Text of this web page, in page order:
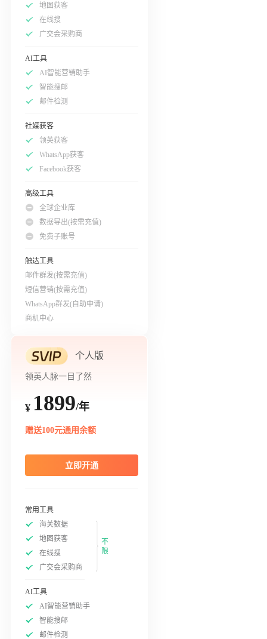
地图获客
在线搜
广交会采购商
AI工具
AI智能营销助手
智能搜邮
邮件检测
社媒获客
领英获客
WhatsApp获客
Facebook获客
高级工具
全球企业库
数据导出(按需充值)
免费子账号
触达工具
邮件群发(按需充值)
短信营销(按需充值)
WhatsApp群发(自助申请)
商机中心
个人版
领英人脉一目了然
¥ 1899/年
赠送100元通用余额
立即开通
常用工具
海关数据
地图获客
在线搜
广交会采购商
不
限
AI工具
AI智能营销助手
智能搜邮
邮件检测